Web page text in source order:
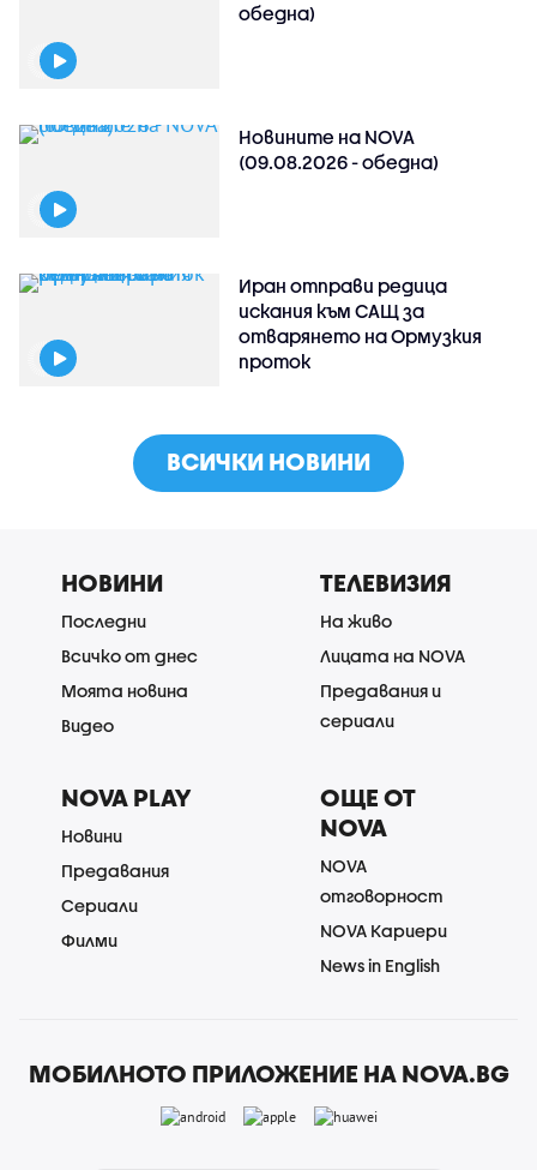
обедна)
Новините на NOVA
(09.08.2026 - обедна)
Иран отправи редица
искания към САЩ за
отварянето на Ормузкия
проток
ВСИЧКИ НОВИНИ
НОВИНИ
Последни
Всичко от днес
Моята новина
Видео
ТЕЛЕВИЗИЯ
На живо
Лицата на NOVA
Предавания и
сериали
NOVA PLAY
Новини
Предавания
Сериали
Филми
ОЩЕ ОТ
NOVA
NOVA
отговорност
NOVA Кариери
News in English
МОБИЛНОТО ПРИЛОЖЕНИЕ НА NOVA.BG